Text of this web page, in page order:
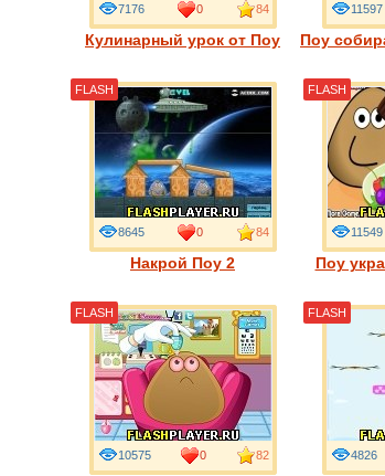
Кулинарный урок от Поу
7176 0 84
Поу
11597
Накрой Поу 2
8645 0 84
FLASH
Поу
11549
FLASH
10575 0 82
FLASH
4826
FLASH